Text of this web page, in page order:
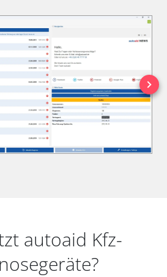
autoaid Kfz-